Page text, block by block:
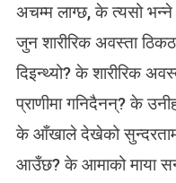
अचम्म लाग्छ, के त्यसो भन्ने
जुन शारीरिक अवस्ता
दिइन्थ्यो? के शारीरिक
प्राणीमा गनिदैनन्? के
के आँखाले देखेको
आउँछ? के आमाको माया